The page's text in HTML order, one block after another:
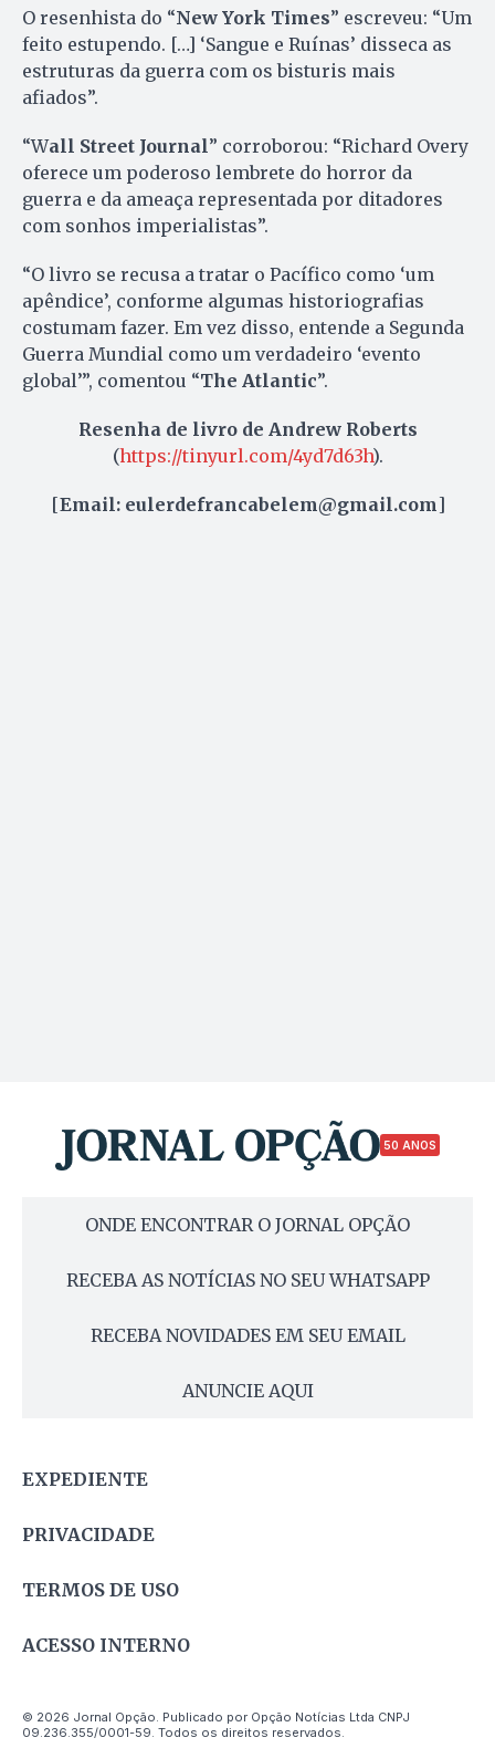
O resenhista do “New York Times” escreveu: “Um
feito estupendo. […] ‘Sangue e Ruínas’ disseca as
estruturas da guerra com os bisturis mais
afiados”.
“Wall Street Journal” corroborou: “Richard Overy
oferece um poderoso lembrete do horror da
guerra e da ameaça representada por ditadores
com sonhos imperialistas”.
“O livro se recusa a tratar o Pacífico como ‘um
apêndice’, conforme algumas historiografias
costumam fazer. Em vez disso, entende a Segunda
Guerra Mundial como um verdadeiro ‘evento
global’”, comentou “The Atlantic”.
Resenha de livro de Andrew Roberts
(https://tinyurl.com/4yd7d63h).
[Email: eulerdefrancabelem@gmail.com]
50 ANOS
ONDE ENCONTRAR O JORNAL OPÇÃO
RECEBA AS NOTÍCIAS NO SEU WHATSAPP
RECEBA NOVIDADES EM SEU EMAIL
ANUNCIE AQUI
EXPEDIENTE
PRIVACIDADE
TERMOS DE USO
ACESSO INTERNO
© 2026 Jornal Opção. Publicado por Opção Notícias Ltda CNPJ
09.236.355/0001-59. Todos os direitos reservados.